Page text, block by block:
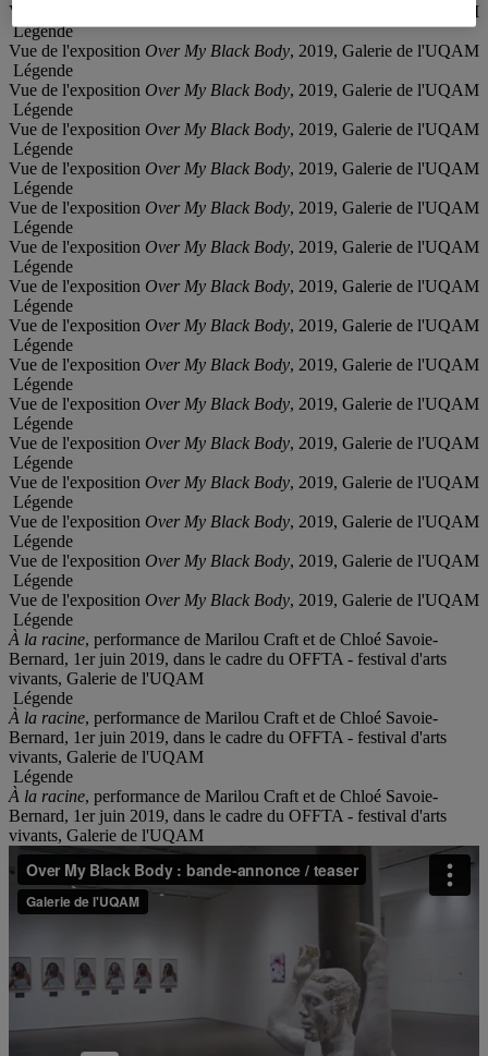
Vue de l'exposition
, 2019, Galerie de l'UQAM
Légende
Vue de l'exposition Over My Black Body, 2019, Galerie de l'UQAM
Légende
Vue de l'exposition Over My Black Body, 2019, Galerie de l'UQAM
Légende
Vue de l'exposition Over My Black Body, 2019, Galerie de l'UQAM
Légende
Vue de l'exposition Over My Black Body, 2019, Galerie de l'UQAM
Légende
Vue de l'exposition Over My Black Body, 2019, Galerie de l'UQAM
Légende
Vue de l'exposition Over My Black Body, 2019, Galerie de l'UQAM
Légende
Vue de l'exposition Over My Black Body, 2019, Galerie de l'UQAM
Légende
Vue de l'exposition Over My Black Body, 2019, Galerie de l'UQAM
Légende
Vue de l'exposition Over My Black Body, 2019, Galerie de l'UQAM
Légende
Vue de l'exposition Over My Black Body, 2019, Galerie de l'UQAM
Légende
Vue de l'exposition Over My Black Body, 2019, Galerie de l'UQAM
Légende
Vue de l'exposition Over My Black Body, 2019, Galerie de l'UQAM
Légende
Vue de l'exposition Over My Black Body, 2019, Galerie de l'UQAM
Légende
Vue de l'exposition Over My Black Body, 2019, Galerie de l'UQAM
Légende
Vue de l'exposition Over My Black Body, 2019, Galerie de l'UQAM
Légende
À la racine, performance de Marilou Craft et de Chloé Savoie-
Bernard, 1er juin 2019, dans le cadre du OFFTA - festival d'arts
vivants, Galerie de l'UQAM
Légende
À la racine, performance de Marilou Craft et de Chloé Savoie-
Bernard, 1er juin 2019, dans le cadre du OFFTA - festival d'arts
vivants, Galerie de l'UQAM
Légende
À la racine, performance de Marilou Craft et de Chloé Savoie-
Bernard, 1er juin 2019, dans le cadre du OFFTA - festival d'arts
vivants, Galerie de l'UQAM